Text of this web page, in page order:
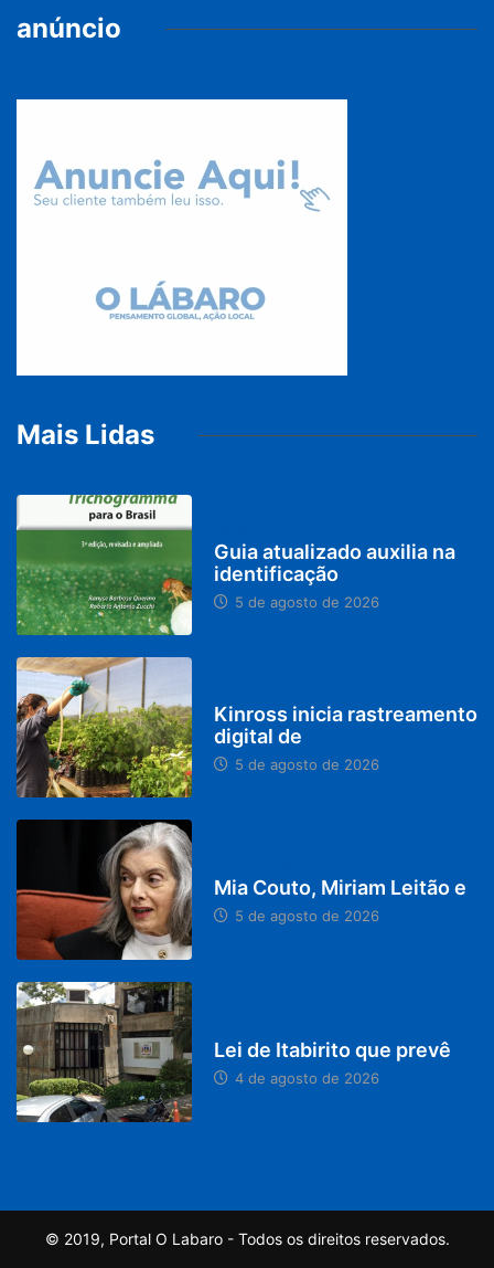
anúncio
Mais Lidas
Guia atualizado auxilia na
identificação
5 de agosto de 2026
Kinross inicia rastreamento
digital de
5 de agosto de 2026
Mia Couto, Miriam Leitão e
5 de agosto de 2026
Lei de Itabirito que prevê
4 de agosto de 2026
© 2019, Portal O Labaro - Todos os direitos reservados.